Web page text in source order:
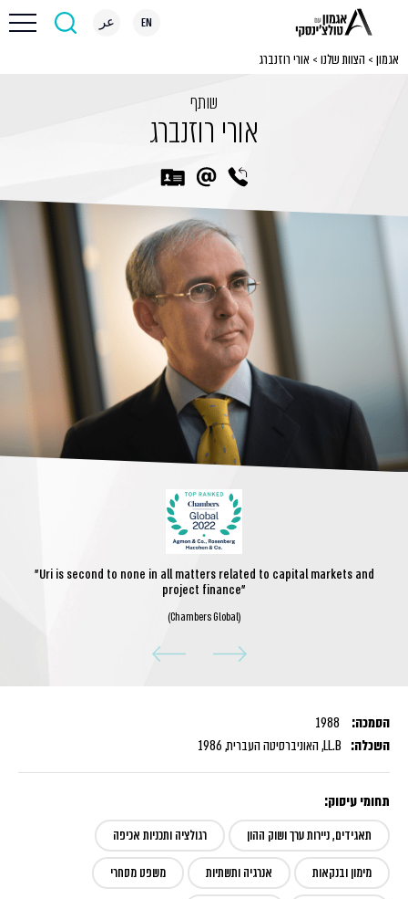
EN عر
אגמון > הצוות שלנו > אורי רוזנברג
שותף
אורי רוזנברג
"Uri is second to none in all matters related to capital markets and
project finance"
(Chambers Global)
הסמכה:
השכלה: LL.B, האוניברסיטה העברית, 1986
תחומי עיסוק:
תאגידים, ניירות ערך ושוק ההון רגולציה ותכניות אכיפה
מימון ובנקאות אנרגיה ותשתיות משפט מסחרי